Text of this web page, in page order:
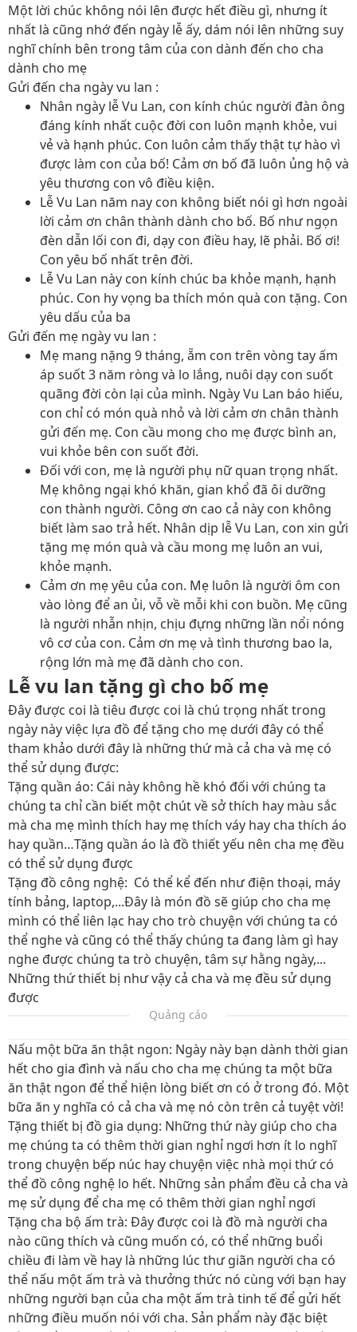
Một lời chúc không nói lên được hết điều gì, nhưng ít
nhất là cũng nhớ đến ngày lễ ấy, dám nói lên những suy
nghĩ chính bên trong tâm của con dành đến cho cha
dành cho mẹ
Gửi đến cha ngày vu lan :
Nhân ngày lễ Vu Lan, con kính chúc người đàn ông
đáng kính nhất cuộc đời con luôn mạnh khỏe, vui
vẻ và hạnh phúc. Con luôn cảm thấy thật tự hào vì
được làm con của bố! Cảm ơn bố đã luôn ủng hộ và
yêu thương con vô điều kiện.
Lễ Vu Lan năm nay con không biết nói gì hơn ngoài
lời cảm ơn chân thành dành cho bố. Bố như ngọn
đèn dẫn lối con đi, dạy con điều hay, lẽ phải. Bố ơi!
Con yêu bố nhất trên đời.
Lễ Vu Lan này con kính chúc ba khỏe mạnh, hạnh
phúc. Con hy vọng ba thích món quà con tặng. Con
yêu dấu của ba
Gửi đến mẹ ngày vu lan :
Mẹ mang nặng 9 tháng, ẵm con trên vòng tay ấm
áp suốt 3 năm ròng và lo lắng, nuôi dạy con suốt
quãng đời còn lại của mình. Ngày Vu Lan báo hiếu,
con chỉ có món quà nhỏ và lời cảm ơn chân thành
gửi đến mẹ. Con cầu mong cho mẹ được bình an,
vui khỏe bên con suốt đời.
Đối với con, mẹ là người phụ nữ quan trọng nhất.
Mẹ không ngại khó khăn, gian khổ đã ôi dưỡng
con thành người. Công ơn cao cả này con không
biết làm sao trả hết. Nhân dịp lễ Vu Lan, con xin gửi
tặng mẹ món quà và cầu mong mẹ luôn an vui,
khỏe mạnh.
Cảm ơn mẹ yêu của con. Mẹ luôn là người ôm con
vào lòng để an ủi, vỗ về mỗi khi con buồn. Mẹ cũng
là người nhẫn nhịn, chịu đựng những lần nổi nóng
vô cơ của con. Cảm ơn mẹ và tình thương bao la,
rộng lớn mà mẹ đã dành cho con.
Lễ vu lan tặng gì cho bố mẹ
Đây được coi là tiêu được coi là chú trọng nhất trong
ngày này việc lựa đồ để tặng cho mẹ dưới đây có thể
tham khảo dưới đây là những thứ mà cả cha và mẹ có
thể sử dụng được:
Tặng quần áo: Cái này không hề khó đối với chúng ta
chúng ta chỉ cần biết một chút về sở thích hay màu sắc
mà cha mẹ mình thích hay mẹ thích váy hay cha thích áo
hay quần…Tặng quần áo là đồ thiết yếu nên cha mẹ đều
có thể sử dụng được
Tặng đồ công nghệ: Có thể kể đến như điện thoại, máy
tính bảng, laptop,...Đây là món đồ sẽ giúp cho cha mẹ
mình có thể liên lạc hay cho trò chuyện với chúng ta có
thể nghe và cũng có thể thấy chúng ta đang làm gì hay
nghe được chúng ta trò chuyện, tâm sự hằng ngày,...
Những thứ thiết bị như vậy cả cha và mẹ đều sử dụng
được
Quảng cáo
Nấu một bữa ăn thật ngon: Ngày này bạn dành thời gian
hết cho gia đình và nấu cho cha mẹ chúng ta một bữa
ăn thật ngon để thể hiện lòng biết ơn có ở trong đó. Một
bữa ăn y nghĩa có cả cha và mẹ nó còn trên cả tuyệt vời!
Tặng thiết bị đồ gia dụng: Những thứ này giúp cho cha
mẹ chúng ta có thêm thời gian nghỉ ngơi hơn ít lo nghĩ
trong chuyện bếp núc hay chuyện việc nhà mọi thứ có
thể đồ công nghệ lo hết. Những sản phẩm đều cả cha và
mẹ sử dụng để cha mẹ có thêm thời gian nghỉ ngơi
Tặng cha bộ ấm trà: Đây được coi là đồ mà người cha
nào cũng thích và cũng muốn có, có thể những buổi
chiều đi làm về hay là những lúc thư giãn người cha có
thể nấu một ấm trà và thưởng thức nó cùng với bạn hay
những người bạn của cha một ấm trà tinh tế để gửi hết
những điều muốn nói với cha. Sản phẩm này đặc biệt